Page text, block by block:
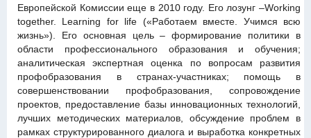
Европейской Комиссии еще в 2010 году. Его лозунг –Working
together. Learning for life («Работаем вместе. Учимся всю
жизнь»). Его основная цель – формирование политики в
области профессионального образования и обучения;
аналитическая экспертная оценка по вопросам развития
профобразования в странах-участниках; помощь в
совершенствовании профобразования, сопровождение
проектов, предоставление базы инновационных технологий,
лучших методических материалов, обсуждение проблем в
рамках структурированного диалога и выработка конкретных